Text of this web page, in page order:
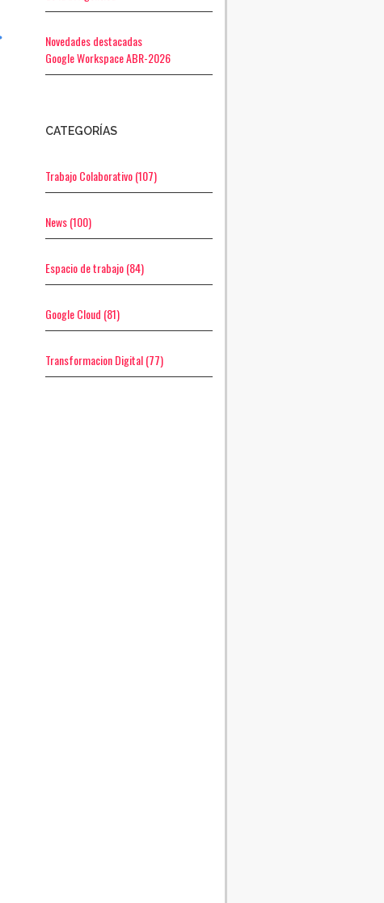
Novedades destacadas
Google Workspace ABR-2026
CATEGORÍAS
Trabajo Colaborativo(107)
News(100)
Espacio de trabajo(84)
Google Cloud (81)
Transformacion Digital(77)